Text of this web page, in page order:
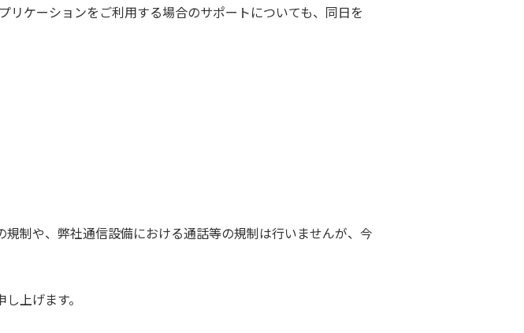
ケーションをご利用する場合のサポートについても、同日を
制や、弊社通信設備における通話等の規制は行いませんが、今
上げます。